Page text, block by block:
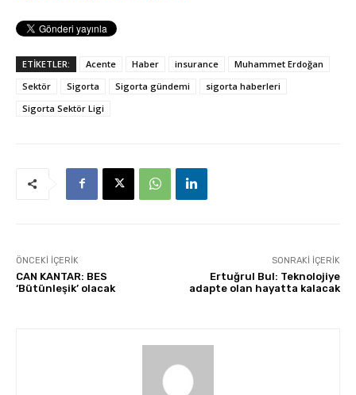
ETİKETLER: Acente Haber insurance
Muhammet Erdoğan
Sektör
Sigorta Sigorta gündemi
sigorta haberleri
Sigorta Sektör Ligi
ÖNCEKI İÇERIK
CAN KANTAR: BES
‘Bütünleşik’ olacak
SONRAKI İÇERIK
Ertuğrul Bul: Teknolojiye
adapte olan hayatta kalacak